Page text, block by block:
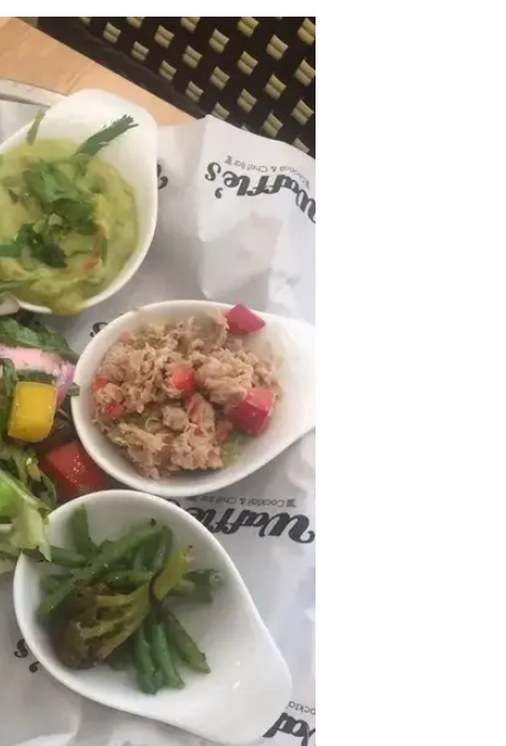
סלטים ובורגול, קינואה, טונה, טחינה, ביצים
עוד בוואלה
בזול!
בשיתוף